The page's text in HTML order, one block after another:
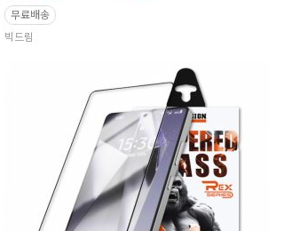
무료배송
빅드림